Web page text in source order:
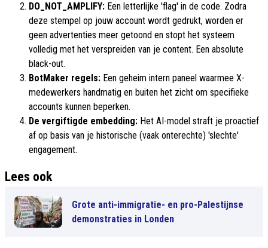
DO_NOT_AMPLIFY: Een letterlijke 'flag' in de code. Zodra
deze stempel op jouw account wordt gedrukt, worden er
geen advertenties meer getoond en stopt het systeem
volledig met het verspreiden van je content. Een absolute
black-out.
BotMaker regels: Een geheim intern paneel waarmee X-
medewerkers handmatig en buiten het zicht om specifieke
accounts kunnen beperken.
De vergiftigde embedding: Het AI-model straft je proactief
af op basis van je historische (vaak onterechte) 'slechte'
engagement.
Lees ook
Grote anti-immigratie- en pro-Palestijnse
demonstraties in Londen